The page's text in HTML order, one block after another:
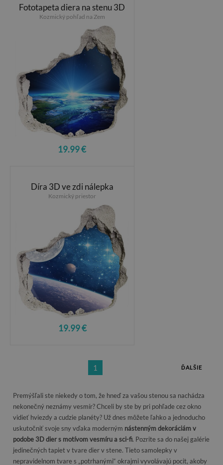
Fototapeta diera na stenu 3D
Kozmický pohľad na Zem
19.99 €
Díra 3D ve zdi nálepka
Kozmický priestor
19.99 €
1 ĎALŠIE
Premýšľali ste niekedy o tom, že hneď za vašou stenou sa nachádza
nekonečný neznámy vesmír? Chceli by ste by pri pohľade cez okno
vidieť hviezdy a cudzie planéty? Už dnes môžete ľahko a jednoducho
uskutočniť svoje sny vďaka moderným nástenným dekoráciám v
podobe 3D dier s motívom vesmíru a sci-fi. Pozrite sa do našej galérie
jedinečných tapiet v tvare dier v stene. Tieto samolepky v
nepravidelnom tvare s „potrhanými“ okrajmi vyvolávajú pocit, akoby